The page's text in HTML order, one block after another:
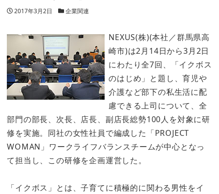
投稿日
2017年3月2日 カテゴリー
企業関連
NEXUS(株)(本社／群馬県高
崎市)は2月14日から3月2日
にわたり全7回、「イクボス
のはじめ」と題し、育児や
介護など部下の私生活に配
慮できる上司について、全
部門の部長、次長、店長、副店長総勢100人を対象に研
修を実施。同社の女性社員で編成した「PROJECT
WOMAN」ワークライフバランスチームが中心となっ
て担当し、この研修を企画運営した。
「イクボス」とは、子育てに積極的に関わる男性をイ